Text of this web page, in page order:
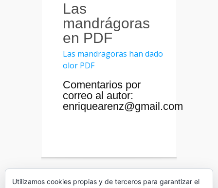
Las
mandrágoras
en PDF
Las mandragoras han dado
olor PDF
Comentarios por
correo al autor:
enriquearenz@gmail.com
Utilizamos cookies propias y de terceros para garantizar el